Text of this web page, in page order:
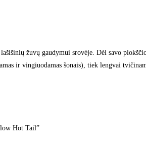
žuvų gaudymui srovėje. Dėl savo
ir vingiuodamas šonais), tiek lengvai
Hot Tail”